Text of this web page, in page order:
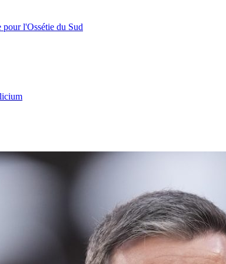
pour l'Ossétie du Sud